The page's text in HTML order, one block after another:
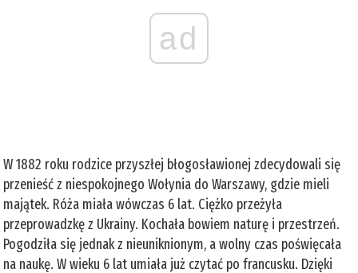
ad
W 1882 roku rodzice przyszłej błogosławionej zdecydowali się
przenieść z niespokojnego Wołynia do Warszawy, gdzie mieli
majątek. Róża miała wówczas 6 lat. Ciężko przeżyła
przeprowadzkę z Ukrainy. Kochała bowiem naturę i przestrzeń.
Pogodziła się jednak z nieuniknionym, a wolny czas poświęcała
na naukę. W wieku 6 lat umiała już czytać po francusku. Dzięki